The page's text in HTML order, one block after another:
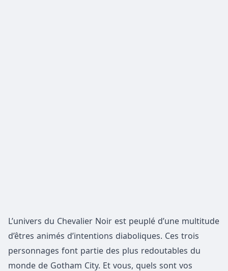
L’univers du Chevalier Noir est peuplé d’une multitude
d’êtres animés d’intentions diaboliques. Ces trois
personnages font partie des plus redoutables du
monde de Gotham City. Et vous, quels sont vos